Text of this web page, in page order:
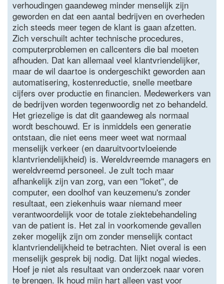
verhoudingen gaandeweg minder menselijk zijn
geworden en dat een aantal bedrijven en overheden
zich steeds meer tegen de klant is gaan afzetten.
Zich verschuilt achter technische procedures,
computerproblemen en callcenters die bal moeten
afhouden. Dat kan allemaal veel klantvriendelijker,
maar de wil daartoe is ondergeschikt geworden aan
automatisering, kostenreductie, snelle meetbare
cijfers over productie en financien. Medewerkers van
de bedrijven worden tegenwoordig net zo behandeld.
Het griezelige is dat dit gaandeweg als normaal
wordt beschouwd. Er is inmiddels een generatie
ontstaan, die niet eens meer weet wat normaal
menselijk verkeer (en daaruitvoortvloeiende
klantvriendelijkheid) is. Wereldvreemde managers en
wereldvreemd personeel. Je zult toch maar
afhankelijk zijn van zorg, van een ''loket'', de
computer, een doolhof van keuzemenu's zonder
resultaat, een ziekenhuis waar niemand meer
verantwoordelijk voor de totale ziektebehandeling
van de patient is. Het zal in voorkomende gevallen
zeker mogelijk zijn om zonder menselijk contact
klantvriendelijkheid te betrachten. Niet overal is een
menselijk gesprek bij nodig. Dat lijkt nogal wiedes.
Hoef je niet als resultaat van onderzoek naar voren
te brengen. Ik houd mijn hart alleen vast voor